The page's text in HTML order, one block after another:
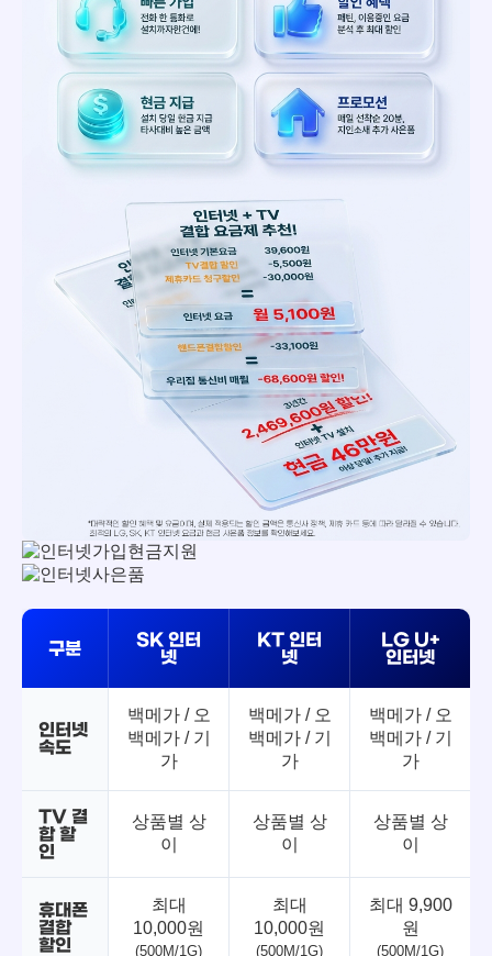
구분
SK 인터
넷
KT 인터
넷
LG U+
인터넷
인터넷
속도
백메가 / 오
백메가 / 기
가
백메가 / 오
백메가 / 기
가
백메가 / 오
백메가 / 기
가
TV 결
합 할
인
상품별 상
이
상품별 상
이
상품별 상
이
휴대폰
결합
할인
최대
10,000원
(500M/1G)
최대
10,000원
(500M/1G)
최대 9,900
원
(500M/1G)